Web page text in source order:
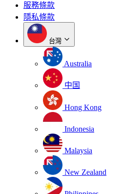
服務條款
隱私條款
台灣
Australia
中国
Hong Kong
Indonesia
Malaysia
New Zealand